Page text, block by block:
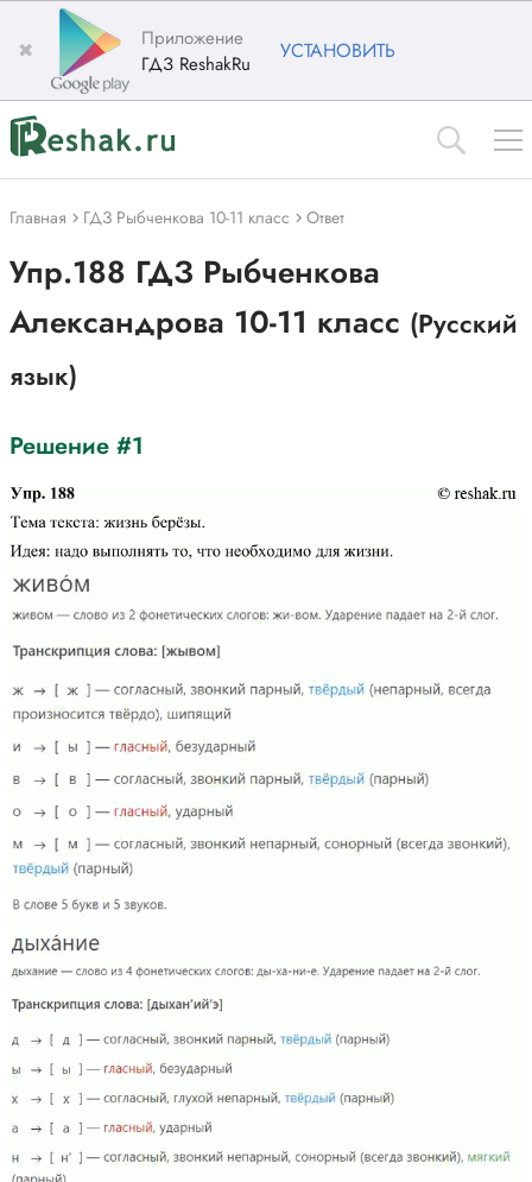
✖
Приложение
ГДЗ ReshakRu
УСТАНОВИТЬ
Главная ГДЗ Рыбченкова 10-11 класс Ответ
Упр.188 ГДЗ Рыбченкова
Александрова 10-11 класс (Русский
язык)
Решение #1